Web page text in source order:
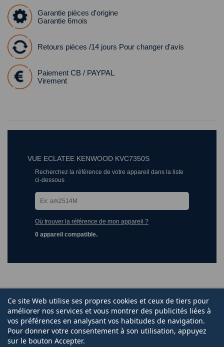
Garantie pièces d'origine
Garantie 6mois
Retours pièces /14 jours Pour changer d'avis
Paiement CB / PAYPAL
Virement
VUE ECLATEE KENWOOD KVC7350S
Recherchez la référence de votre appareil dans la liste
ci-dessous
Où trouver la référence de mon appareil ?
0 appareil compatible.
CATÉGORIES
INFORMATIONS
Ce site Web utilise ses propres cookies et ceux de tiers pour
améliorer nos services et vous montrer des publicités liées à
vos préférences en analysant vos habitudes de navigation.
Pour donner votre consentement à son utilisation, appuyez
sur le bouton Accepter.